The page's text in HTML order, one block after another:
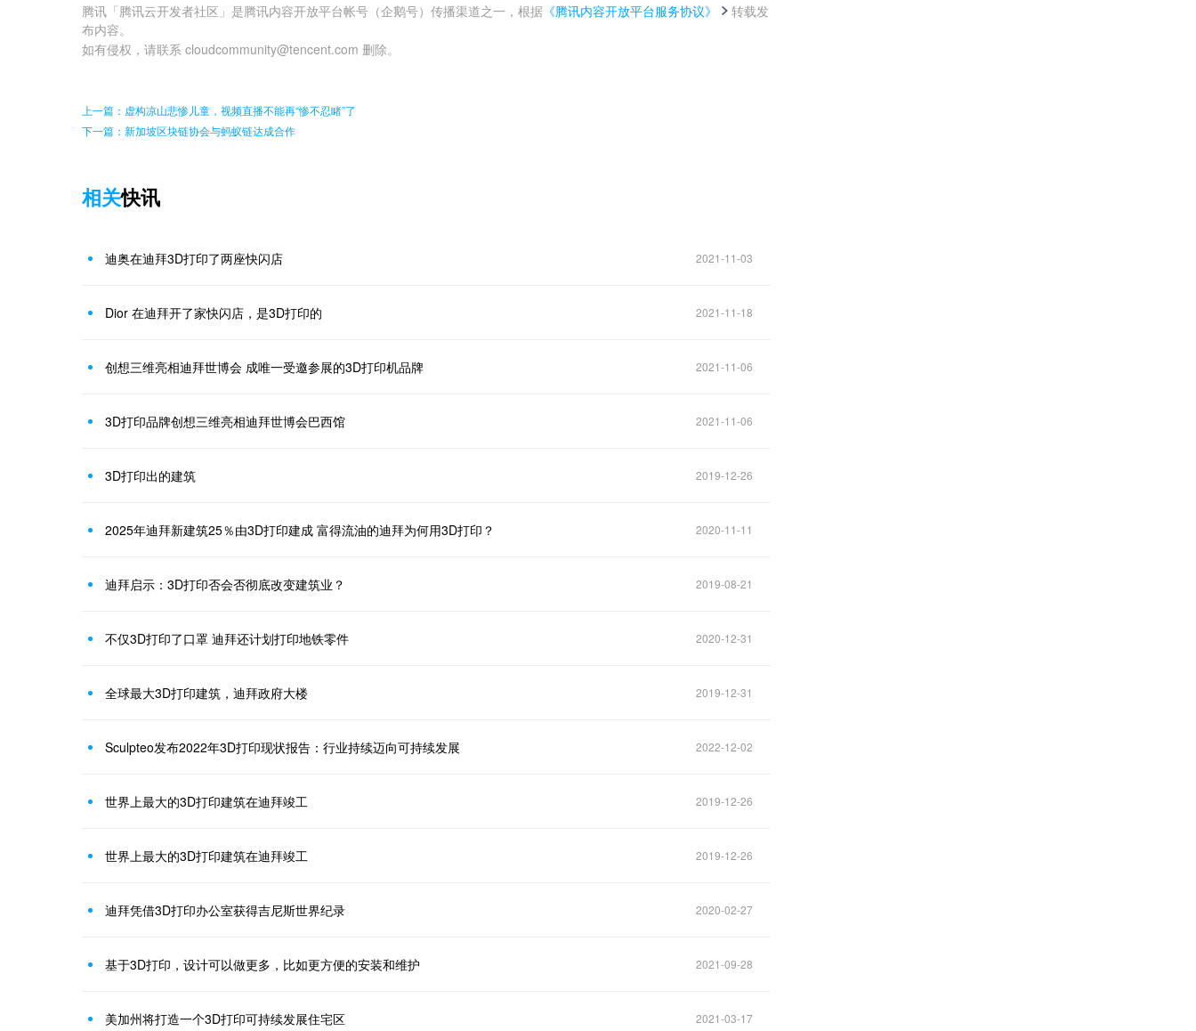
腾讯「腾讯云开发者社区」是腾讯内容开放平台帐号（企鹅号）传播渠道之一，根据 《腾讯内容开放平台服务协议》
转载发
布内容。
如有侵权，请联系 cloudcommunity@tencent.com 删除。
上一篇：虚构凉山悲惨儿童，视频直播不能再“惨不忍睹”了
下一篇：新加坡区块链协会与蚂蚁链达成合作
相关快讯
迪奥在迪拜3D打印了两座快闪店 2021-11-03
Dior 在迪拜开了家快闪店，是3D打印的 2021-11-18
创想三维亮相迪拜世博会 成唯一受邀参展的3D打印机品牌 2021-11-06
3D打印品牌创想三维亮相迪拜世博会巴西馆 2021-11-06
3D打印出的建筑 2019-12-26
2025年迪拜新建筑25％由3D打印建成 富得流油的迪拜为何用3D打印？ 2020-11-11
迪拜启示：3D打印否会否彻底改变建筑业？ 2019-08-21
不仅3D打印了口罩 迪拜还计划打印地铁零件 2020-12-31
全球最大3D打印建筑，迪拜政府大楼 2019-12-31
Sculpteo发布2022年3D打印现状报告：行业持续迈向可持续发展 2022-12-02
世界上最大的3D打印建筑在迪拜竣工 2019-12-26
世界上最大的3D打印建筑在迪拜竣工 2019-12-26
迪拜凭借3D打印办公室获得吉尼斯世界纪录 2020-02-27
基于3D打印，设计可以做更多，比如更方便的安装和维护 2021-09-28
美加州将打造一个3D打印可持续发展住宅区 2021-03-17